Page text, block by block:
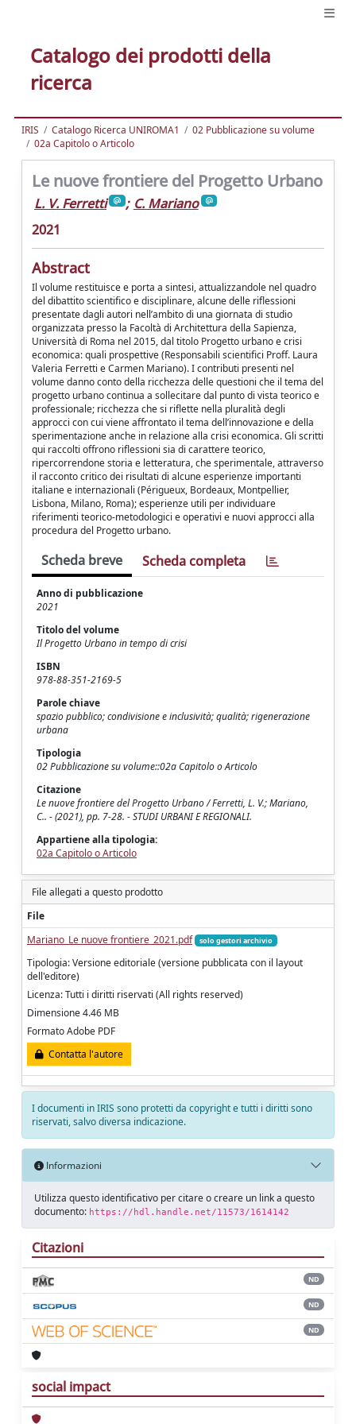
Catalogo dei prodotti della
ricerca
IRIS Catalogo Ricerca UNIROMA1
02 Pubblicazione su volume
02a Capitolo o Articolo
Le nuove frontiere del Progetto Urbano
L. V. Ferretti ; C. Mariano
2021
Abstract
Il volume restituisce e porta a sintesi, attualizzandole nel quadro
del dibattito scientifico e disciplinare, alcune delle riflessioni
presentate dagli autori nell’ambito di una giornata di studio
organizzata presso la Facoltà di Architettura della Sapienza,
Università di Roma nel 2015, dal titolo Progetto urbano e crisi
economica: quali prospettive (Responsabili scientifici Proff. Laura
Valeria Ferretti e Carmen Mariano). I contributi presenti nel
volume danno conto della ricchezza delle questioni che il tema del
progetto urbano continua a sollecitare dal punto di vista teorico e
professionale; ricchezza che si riflette nella pluralità degli
approcci con cui viene affrontato il tema dell’innovazione e della
sperimentazione anche in relazione alla crisi economica. Gli scritti
qui raccolti offrono riflessioni sia di carattere teorico,
ripercorrendone storia e letteratura, che sperimentale, attraverso
il racconto critico dei risultati di alcune esperienze importanti
italiane e internazionali (Périgueux, Bordeaux, Montpellier,
Lisbona, Milano, Roma); esperienze utili per individuare
riferimenti teorico-metodologici e operativi e nuovi approcci alla
procedura del Progetto urbano.
Scheda breve Scheda completa
Anno di pubblicazione
2021
Titolo del volume
Il Progetto Urbano in tempo di crisi
ISBN
978-88-351-2169-5
Parole chiave
spazio pubblico; condivisione e inclusività; qualità; rigenerazione
urbana
Tipologia
02 Pubblicazione su volume::02a Capitolo o Articolo
Citazione
Le nuove frontiere del Progetto Urbano / Ferretti, L. V.; Mariano,
C.. - (2021), pp. 7-28. - STUDI URBANI E REGIONALI.
Appartiene alla tipologia:
02a Capitolo o Articolo
File allegati a questo prodotto
File
Mariano_Le nuove frontiere_2021.pdf
solo gestori archivio
Tipologia: Versione editoriale (versione pubblicata con il layout
dell'editore)
Licenza: Tutti i diritti riservati (All rights reserved)
Dimensione 4.46 MB
Formato Adobe PDF
Contatta l'autore
I documenti in IRIS sono protetti da copyright e tutti i diritti sono
riservati, salvo diversa indicazione.
Informazioni
Utilizza questo identificativo per citare o creare un link a questo
documento: https://hdl.handle.net/11573/1614142
Citazioni
ND
ND
ND
social impact